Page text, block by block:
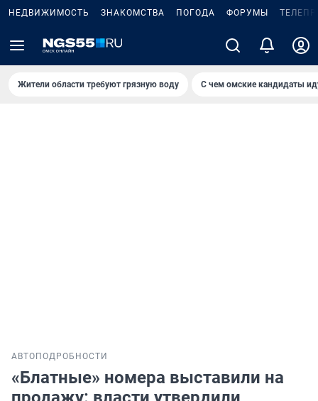
НЕДВИЖИМОСТЬ ЗНАКОМСТВА ПОГОДА ФОРУМЫ
Жители области требуют грязную воду С чем омские кандидаты
АВТО ПОДРОБНОСТИ
«Блатные» номера выставили на